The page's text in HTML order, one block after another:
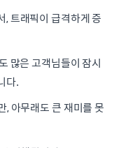
트래픽이 급격하게 증
많은 고객님들이 잠시
다.
, 아무래도 큰 재미를 못